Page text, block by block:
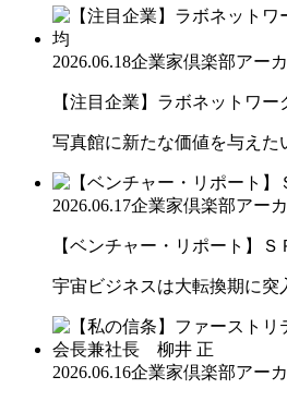
2026.06.18企業家倶楽部アー
【注目企業】ラボネットワ
写真館に新たな価値を与えた
2026.06.17企業家倶楽部アー
【ベンチャー・リポート】Ｓ
宇宙ビジネスは大転換期に突
2026.06.16企業家倶楽部アー